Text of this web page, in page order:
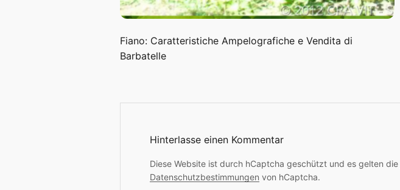
Fiano: Caratteristiche Ampelografiche e Vendita di
Barbatelle
Hinterlasse einen Kommentar
Diese Website ist durch hCaptcha geschützt und es gelten die
Datenschutzbestimmungen von hCaptcha.